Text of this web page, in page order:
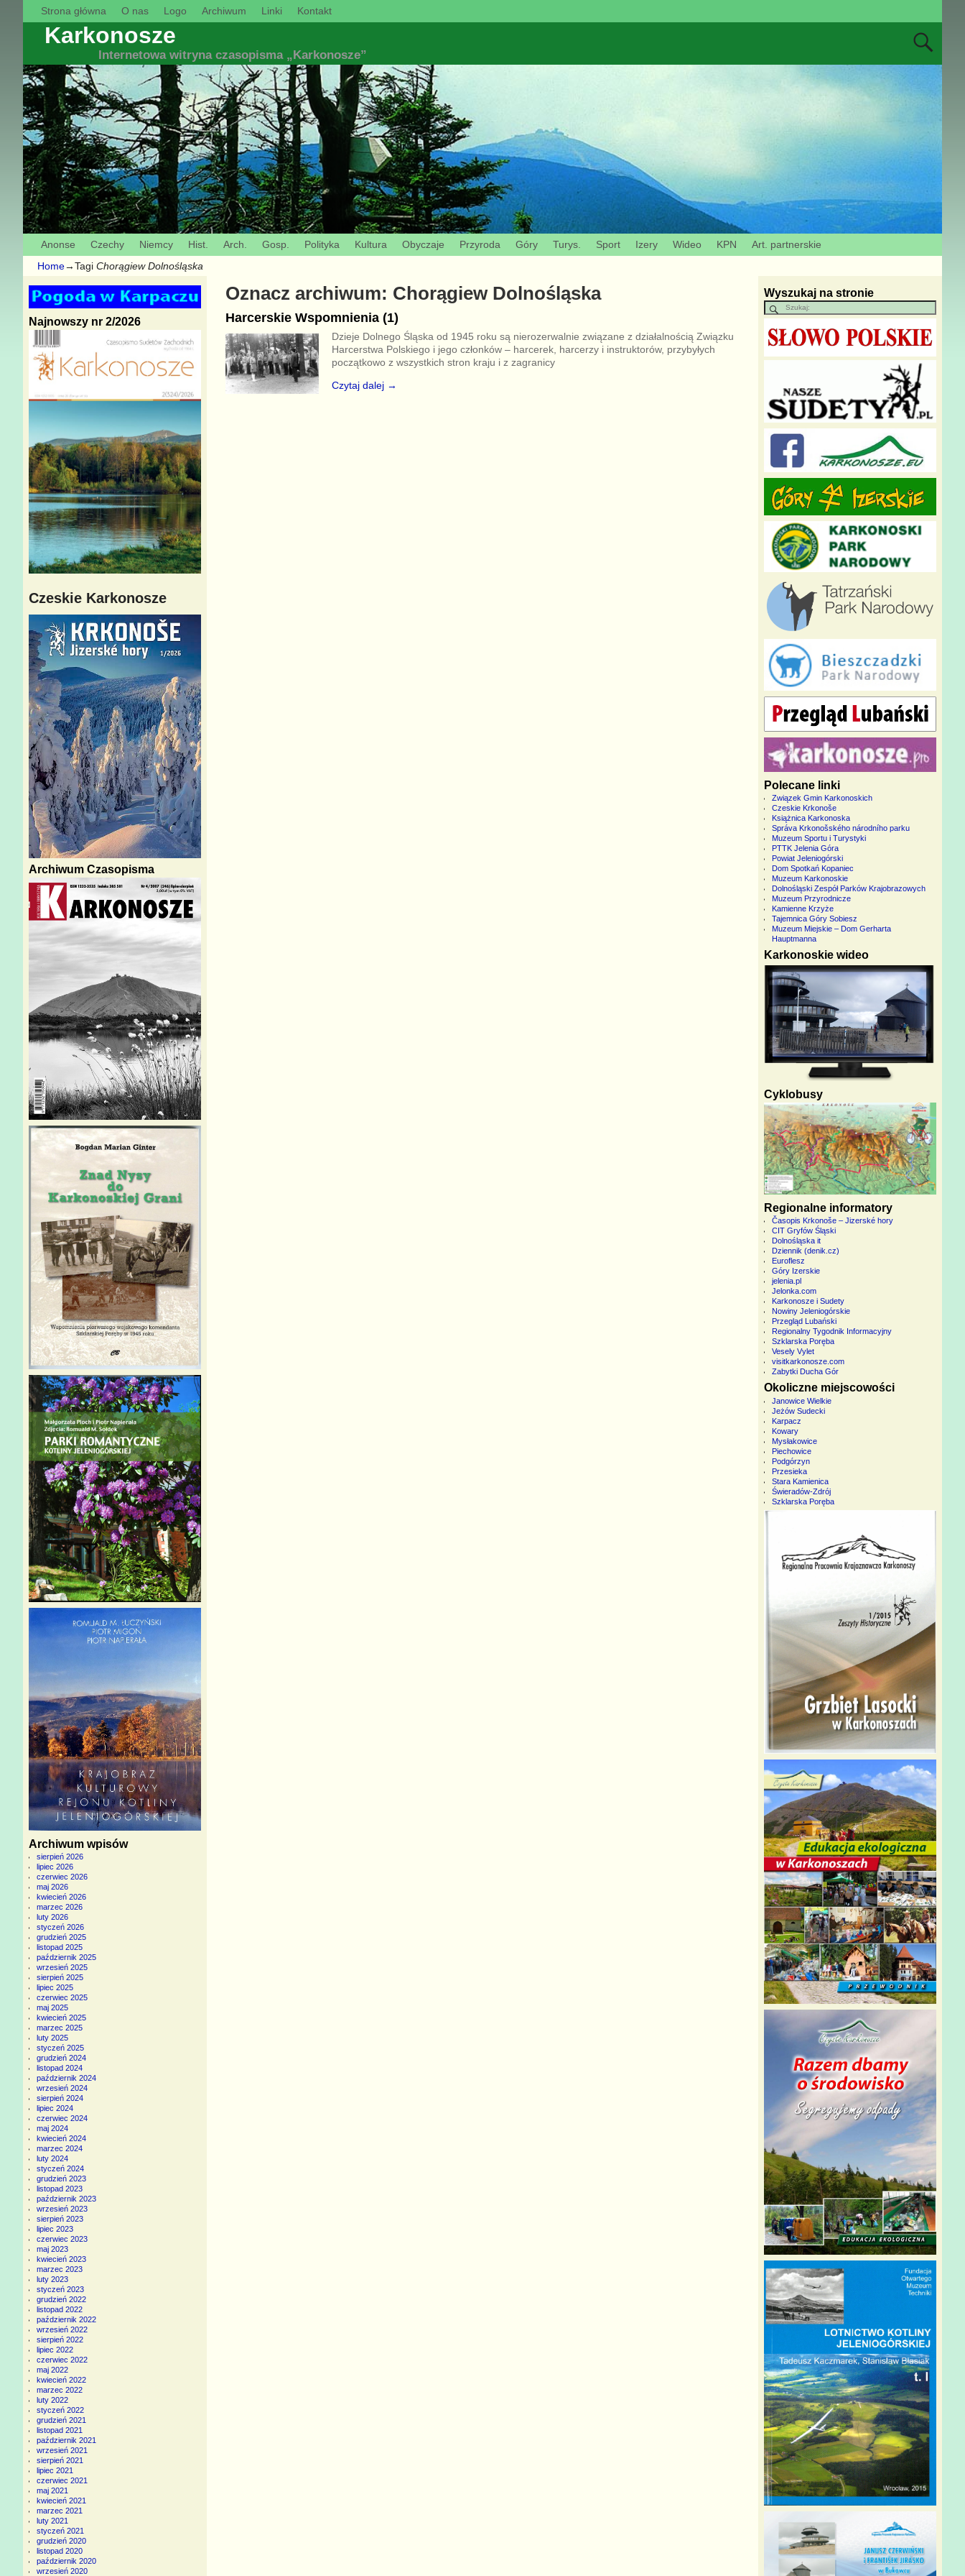
Strona główna O nas Logo Archiwum Linki Kontakt
Karkonosze
Internetowa witryna czasopisma „Karkonosze”
Anonse Czechy Niemcy Hist. Arch. Gosp. Polityka Kultura Obyczaje Przyroda Góry Turys. Sport Izery Wideo KPN
Art. partnerskie
Home→Tagi Chorągiew Dolnośląska
Oznacz archiwum: Chorągiew Dolnośląska
Harcerskie Wspomnienia (1)
Dzieje Dolnego Śląska od 1945 roku są nierozerwalnie związane z działalnością Związku
Harcerstwa Polskiego i jego członków – harcerek, harcerzy i instruktorów, przybyłych
początkowo z wszystkich stron kraju i z zagranicy
Czytaj dalej →
Najnowszy nr 2/2026
Czeskie Karkonosze
Archiwum Czasopisma
Archiwum wpisów
sierpień 2026
lipiec 2026
czerwiec 2026
maj 2026
kwiecień 2026
marzec 2026
luty 2026
styczeń 2026
grudzień 2025
listopad 2025
październik 2025
wrzesień 2025
sierpień 2025
lipiec 2025
czerwiec 2025
maj 2025
kwiecień 2025
marzec 2025
luty 2025
styczeń 2025
grudzień 2024
listopad 2024
październik 2024
wrzesień 2024
sierpień 2024
lipiec 2024
czerwiec 2024
maj 2024
kwiecień 2024
marzec 2024
luty 2024
styczeń 2024
grudzień 2023
listopad 2023
październik 2023
wrzesień 2023
sierpień 2023
lipiec 2023
czerwiec 2023
maj 2023
kwiecień 2023
marzec 2023
luty 2023
styczeń 2023
grudzień 2022
listopad 2022
październik 2022
wrzesień 2022
sierpień 2022
lipiec 2022
czerwiec 2022
maj 2022
kwiecień 2022
marzec 2022
luty 2022
styczeń 2022
grudzień 2021
listopad 2021
październik 2021
wrzesień 2021
sierpień 2021
lipiec 2021
czerwiec 2021
maj 2021
kwiecień 2021
marzec 2021
luty 2021
styczeń 2021
grudzień 2020
listopad 2020
październik 2020
wrzesień 2020
Wyszukaj na stronie
Polecane linki
Związek Gmin Karkonoskich
Czeskie Krkonoše
Książnica Karkonoska
Správa Krkonošského národního parku
Muzeum Sportu i Turystyki
PTTK Jelenia Góra
Powiat Jeleniogórski
Dom Spotkań Kopaniec
Muzeum Karkonoskie
Dolnośląski Zespół Parków Krajobrazowych
Muzeum Przyrodnicze
Kamienne Krzyże
Tajemnica Góry Sobiesz
Muzeum Miejskie – Dom Gerharta
Hauptmanna
Karkonoskie wideo
Cyklobusy
Regionalne informatory
Časopis Krkonoše – Jizerské hory
CIT Gryfów Śląski
Dolnośląska it
Dziennik (denik.cz)
Euroflesz
Góry Izerskie
jelenia.pl
Jelonka.com
Karkonosze i Sudety
Nowiny Jeleniogórskie
Przegląd Lubański
Regionalny Tygodnik Informacyjny
Szklarska Poręba
Vesely Vylet
visitkarkonosze.com
Zabytki Ducha Gór
Okoliczne miejscowości
Janowice Wielkie
Jeżów Sudecki
Karpacz
Kowary
Mysłakowice
Piechowice
Podgórzyn
Przesieka
Stara Kamienica
Świeradów-Zdrój
Szklarska Poręba